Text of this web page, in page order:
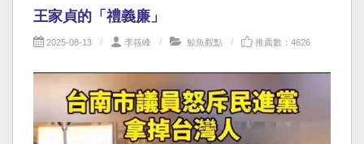
王家貞的「禮義廉」
2025-08-13 李筱峰 鯨魚觀點 推薦數：4626